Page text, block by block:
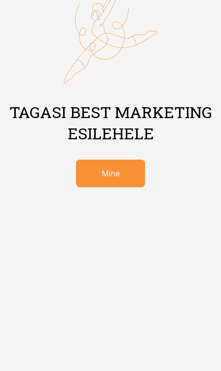
TAGASI BEST MARKETING
ESILEHELE
Mine